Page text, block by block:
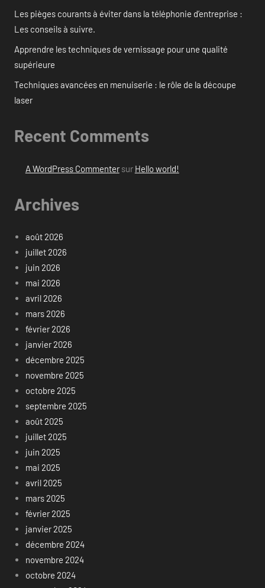
Les pièges courants à éviter dans la téléphonie d’entreprise :
Les conseils à suivre.
Apprendre les techniques de vernissage pour une qualité
supérieure
Techniques avancées en menuiserie : le rôle de la découpe
laser
Recent Comments
A WordPress Commentersur Hello world!
Archives
août 2026
juillet 2026
juin 2026
mai 2026
avril 2026
mars 2026
février 2026
janvier 2026
décembre 2025
novembre 2025
octobre 2025
septembre 2025
août 2025
juillet 2025
juin 2025
mai 2025
avril 2025
mars 2025
février 2025
janvier 2025
décembre 2024
novembre 2024
octobre 2024